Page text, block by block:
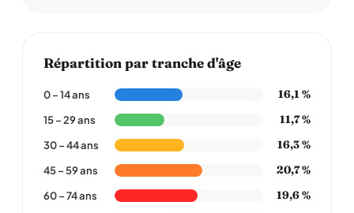
Répartition par tranche d'âge
0 – 14 ans 16,1 %
15 – 29 ans 11,7 %
30 – 44 ans 16,3 %
45 – 59 ans 20,7 %
60 – 74 ans 19,6 %